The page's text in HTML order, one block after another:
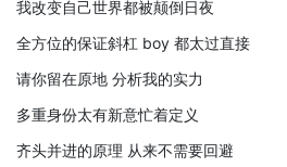
我改变自己世界都被颠倒日夜
全方位的保证斜杠 boy 都太过直接
请你留在原地 分析我的实力
多重身份太有新意忙着定义
齐头并进的原理 从来不需要回避